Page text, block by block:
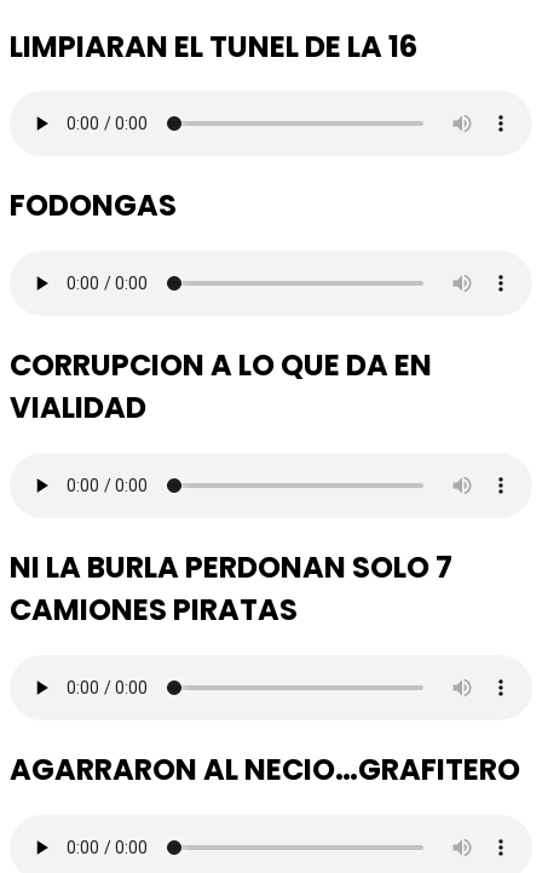
LIMPIARAN EL TUNEL DE LA 16
FODONGAS
CORRUPCION A LO QUE DA EN
VIALIDAD
NI LA BURLA PERDONAN SOLO 7
CAMIONES PIRATAS
AGARRARON AL NECIO…GRAFITERO